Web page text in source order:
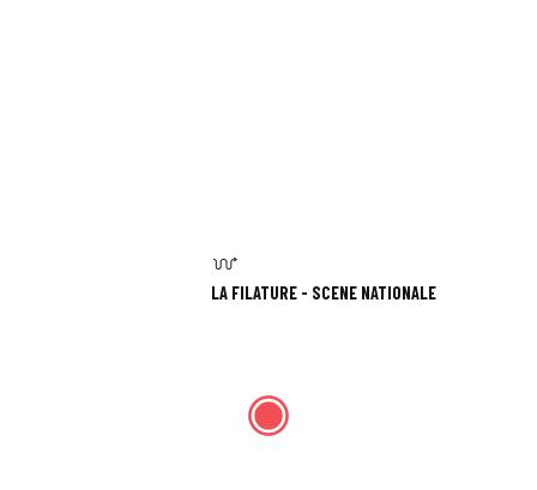
LA FILATURE - SCÈNE NATIONALE